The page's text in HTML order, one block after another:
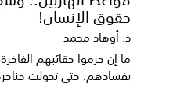
حقوق الإنسان!
د. أوهاد محمد
ما إن حزموا حقائبهم
بفسادهم، حتى تحولت